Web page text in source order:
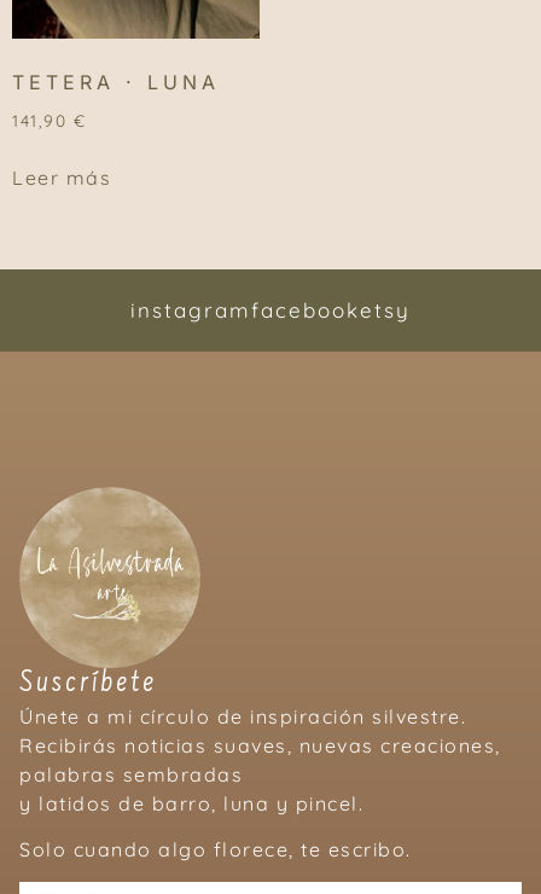
TETERA · LUNA
141,90 €
Leer más
instagramfacebooketsy
Suscríbete
Únete a mi círculo de inspiración silvestre.
Recibirás noticias suaves, nuevas creaciones,
palabras sembradas
y latidos de barro, luna y pincel.
Solo cuando algo florece, te escribo.